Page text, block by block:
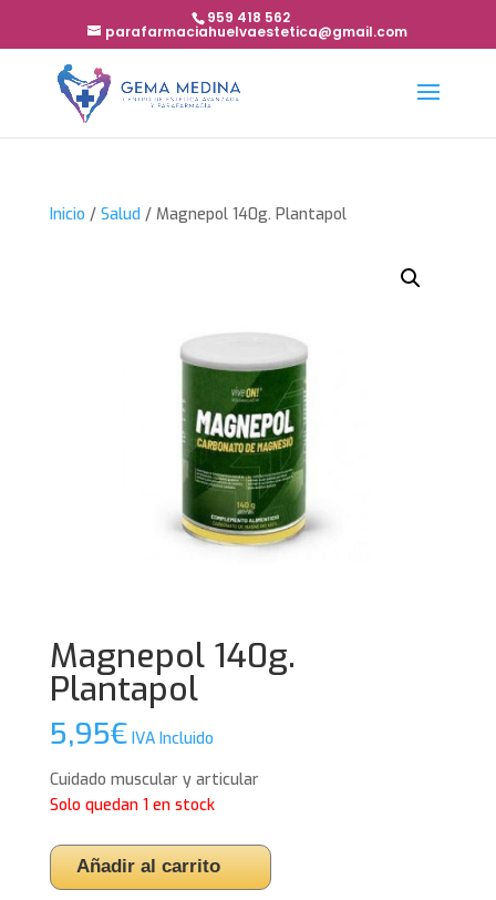
959 418 562
parafarmaciahuelvaestetica@gmail.com
Inicio / Salud / Magnepol 140g. Plantapol
Magnepol 140g.
Plantapol
5,95€ IVA Incluido
Cuidado muscular y articular
Solo quedan 1 en stock
Magnepol
140g.
Añadir al carrito